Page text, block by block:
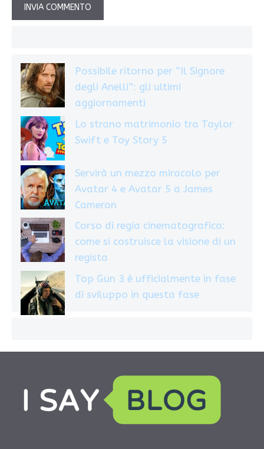
Possibile ritorno per “Il Signore
degli Anelli”: gli ultimi
aggiornamenti
Lo strano matrimonio tra Taylor
Swift e Toy Story 5
Servirà un mezzo miracolo per
Avatar 4 e Avatar 5 a James
Cameron
Corso di regia cinematografica:
come si costruisce la visione di un
regista
Top Gun 3 è ufficialmente in fase
di sviluppo in questa fase